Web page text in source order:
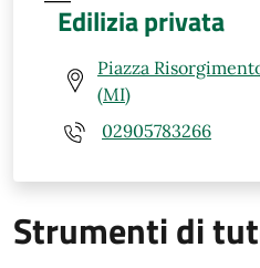
Edilizia privata
Piazza
(MI)
02905783266
Strumenti di